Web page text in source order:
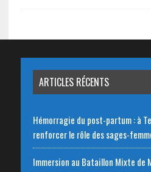
ARTICLES RÉCENTS
Hémorragie du post-partum : à
renforcer le rôle des sages-
Immersion au Bataillon Mixte de